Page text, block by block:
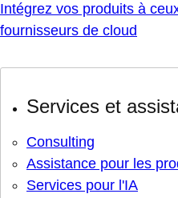
Intégrez vos produits à
fournisseurs de cloud
Services et
Consulting
Assistance pour les
Services pour l'IA